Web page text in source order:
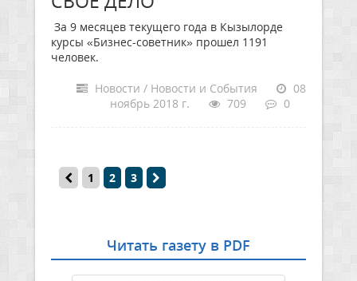
За 9 месяцев текущего года в Кызылорде
курсы «Бизнес-советник» прошел 1191
человек.
Новости / Новости и События
08
ноябрь 2018 г.
709 0
1 2 3
Читать газету в PDF